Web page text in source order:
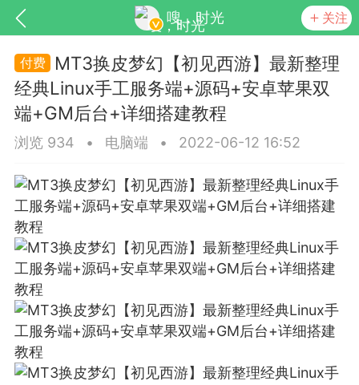
嗖，时光 关注
的每个模块，几乎都可以后台设置 超级强大
更新 商城 视频
MT3换皮梦幻【初见西游】最新整理
经典Linux手工服务端+源码+安卓苹果双
端+GM后台+详细搭建教程
浏览 934 • 电脑端 • 2022-06-12 16:52